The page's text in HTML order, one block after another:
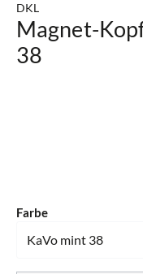
DKL
Magnet-
38
Farbeauswählen